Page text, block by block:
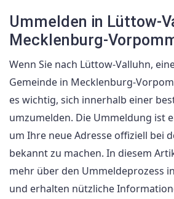
Ummelden in Lüttow-
Mecklenburg-
Wenn Sie nach Lüttow-Valluhn,
Gemeinde in Mecklenburg-
es wichtig, sich innerhalb einer
umzumelden. Die Ummeldung ist
um Ihre neue Adresse offiziell bei
bekannt zu machen. In diesem
mehr über den Ummeldeprozess
und erhalten nützliche